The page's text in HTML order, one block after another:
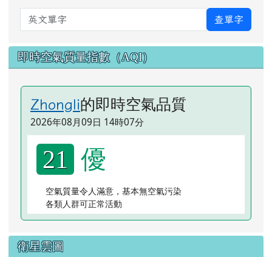
英文單字 查單字
即時空氣質量指數（AQI）
Zhongli的即時空氣品質
2026年08月09日 14時07分
21 優
空氣質量令人滿意，基本無空氣污染
各類人群可正常活動
衛星雲圖